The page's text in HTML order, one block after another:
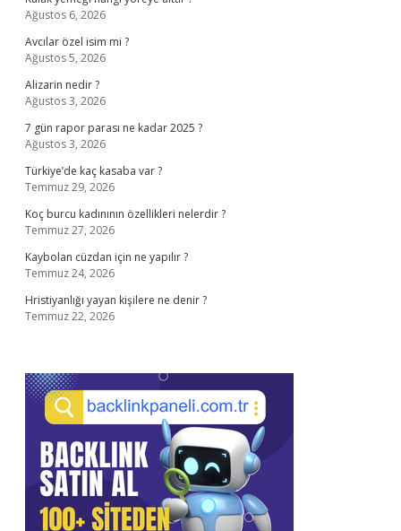
Ağustos 6, 2026
Avcılar özel isim mi ?
Ağustos 5, 2026
Alizarin nedir ?
Ağustos 3, 2026
7 gün rapor parası ne kadar 2025 ?
Ağustos 3, 2026
Türkiye’de kaç kasaba var ?
Temmuz 29, 2026
Koç burcu kadınının özellikleri nelerdir ?
Temmuz 27, 2026
Kaybolan cüzdan için ne yapılır ?
Temmuz 24, 2026
Hristiyanlığı yayan kişilere ne denir ?
Temmuz 22, 2026